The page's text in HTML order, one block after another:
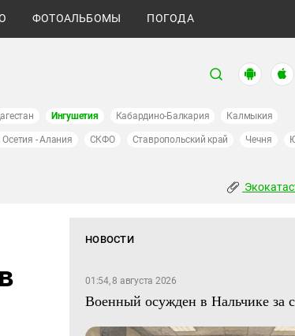
ФОТОАЛЬБОМЫ ПОГОДА
Ингушетия Кабардино-Балкария Калмыкия
- Алания СКФО Ставропольский край Чечня
НОВОСТИ
01:54, 8 августа 2026
Военный осужден в Нальчике за